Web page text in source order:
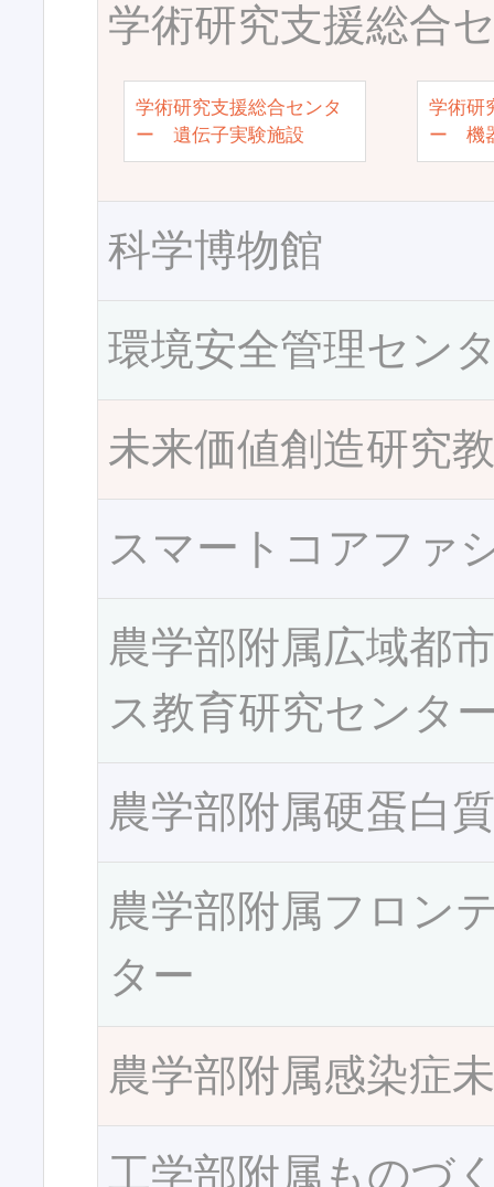
学術研究支援総合
学術研究支援総合センタ
ー 遺伝子実験施設
学術研
ー 機
科学博物館
環境安全管理セン
未来価値創造研究
スマートコアファ
農学部附属広域都
ス教育研究センタ
農学部附属硬蛋白
農学部附属フロン
ター
農学部附属感染症
工学部附属ものづ